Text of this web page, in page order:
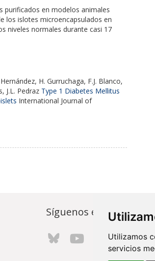
Utilizamos
servicios
purificados en modelos animales
los islotes microencapsulados en
niveles normales durante casi 17
H. Gurruchaga, F.J. Blanco,
J.L. Pedraz Type 1 Diabetes Mellitus
International Journal of
Síguenos en...